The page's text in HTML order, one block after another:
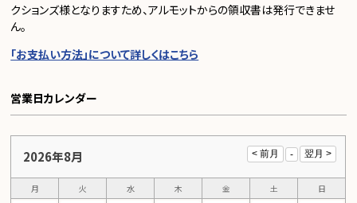
クションズ様となりますため、アルモットからの領収書は発行できませ
ん。
「お支払い方法」について詳しくはこちら
営業日カレンダー
2026年8月
月 火 水 木 金 土
日